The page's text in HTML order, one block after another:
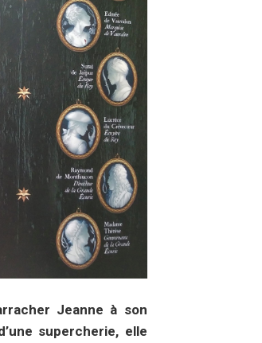
Jeanne à son
supercherie, elle